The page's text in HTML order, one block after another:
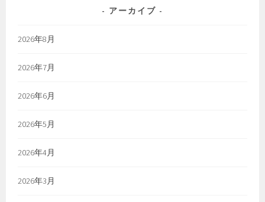
アーカイブ
2026年8月
2026年7月
2026年6月
2026年5月
2026年4月
2026年3月